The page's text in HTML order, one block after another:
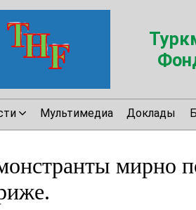
Мультимедиа Доклады
мирно